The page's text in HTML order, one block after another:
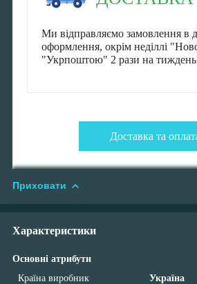
Ми відправляємо замовлення в
оформлення, окрім неділлі
"Укрпоштою" 2 рази на тиждень
Доставка та
Приховати
Характеристики
Основні атрибути
Країна виробник
Україна